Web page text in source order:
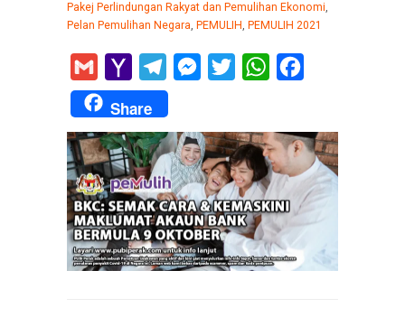
Pakej Perlindungan Rakyat dan Pemulihan Ekonomi,
Pelan Pemulihan Negara, PEMULIH, PEMULIH 2021
Gmail
Yahoo
Mail
TelegramMessenger
Twitter WhatsApp
Share